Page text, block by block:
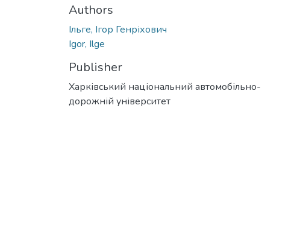
Authors
Ільге, Ігор Генріхович
Igor, Ilge
Publisher
Харківський національний автомобільно-
дорожній університет